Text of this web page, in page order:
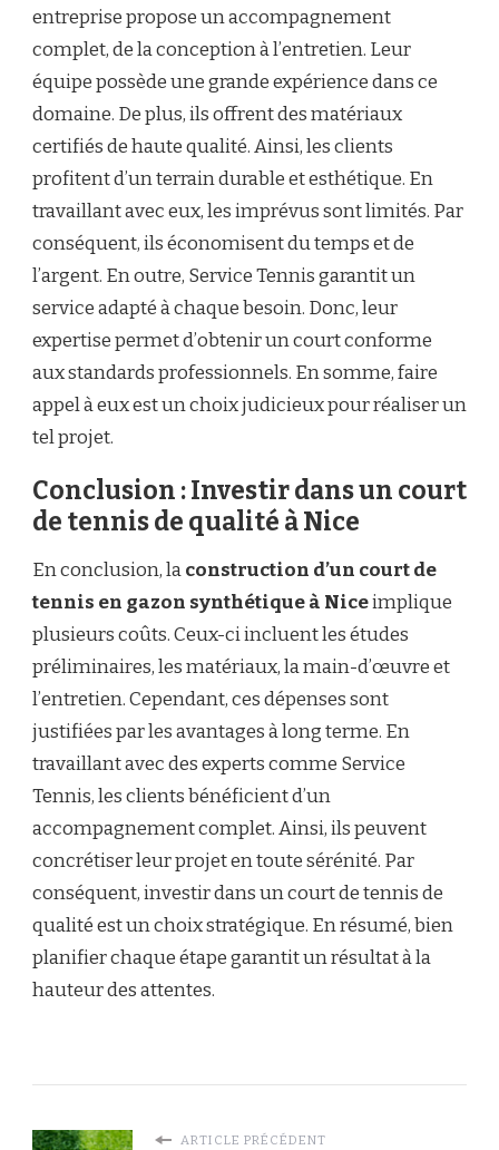
entreprise propose un accompagnement
complet, de la conception à l’entretien. Leur
équipe possède une grande expérience dans ce
domaine. De plus, ils offrent des matériaux
certifiés de haute qualité. Ainsi, les clients
profitent d’un terrain durable et esthétique. En
travaillant avec eux, les imprévus sont limités. Par
conséquent, ils économisent du temps et de
l’argent. En outre, Service Tennis garantit un
service adapté à chaque besoin. Donc, leur
expertise permet d’obtenir un court conforme
aux standards professionnels. En somme, faire
appel à eux est un choix judicieux pour réaliser un
tel projet.
Conclusion : Investir dans un court
de tennis de qualité à Nice
En conclusion, laconstruction d’un court de
tennis en gazon synthétique à Niceimplique
plusieurs coûts. Ceux-ci incluent les études
préliminaires, les matériaux, la main-d’œuvre et
l’entretien. Cependant, ces dépenses sont
justifiées par les avantages à long terme. En
travaillant avec des experts comme Service
Tennis, les clients bénéficient d’un
accompagnement complet. Ainsi, ils peuvent
concrétiser leur projet en toute sérénité. Par
conséquent, investir dans un court de tennis de
qualité est un choix stratégique. En résumé, bien
planifier chaque étape garantit un résultat à la
hauteur des attentes.
ARTICLE PRÉCÉDENT